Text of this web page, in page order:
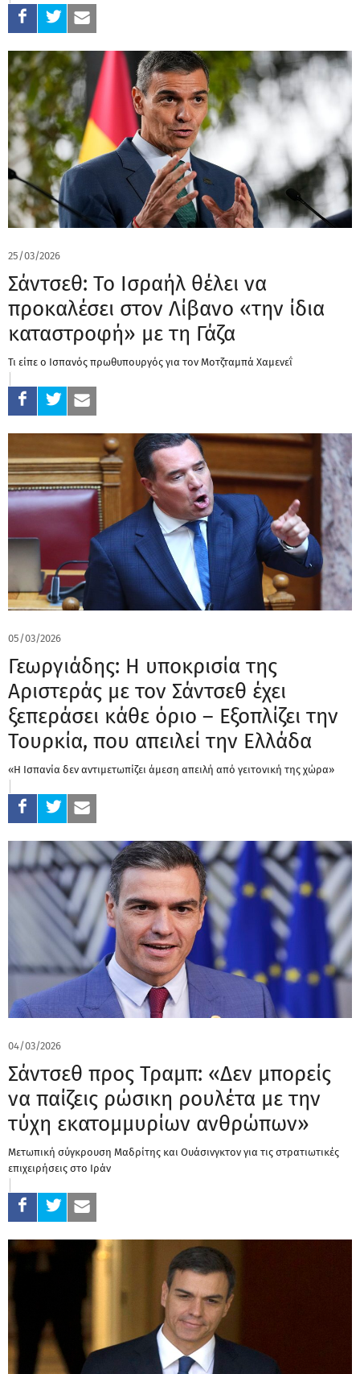
25/03/2026
Σάντσεθ: Το Ισραήλ θέλει να
προκαλέσει στον Λίβανο «την ίδια
καταστροφή» με τη Γάζα
Τι είπε ο Ισπανός πρωθυπουργός για τον Μοτζταμπά Χαμενεΐ
05/03/2026
Γεωργιάδης: Η υποκρισία της
Αριστεράς με τον Σάντσεθ έχει
ξεπεράσει κάθε όριο – Εξοπλίζει την
Τουρκία, που απειλεί την Ελλάδα
«Η Ισπανία δεν αντιμετωπίζει άμεση απειλή από γειτονική της χώρα»
04/03/2026
Σάντσεθ προς Τραμπ: «Δεν μπορείς
να παίζεις ρώσικη ρουλέτα με την
τύχη εκατομμυρίων ανθρώπων»
Μετωπική σύγκρουση Μαδρίτης και Ουάσινγκτον για τις στρατιωτικές
επιχειρήσεις στο Ιράν